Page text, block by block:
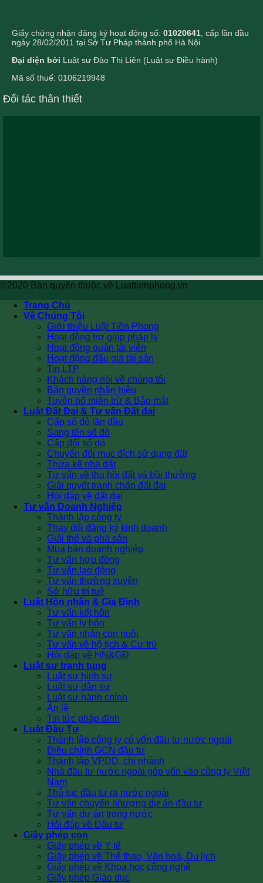
Giấy chứng nhận đăng ký hoạt động số: 01020641 , cấp lần đầu
ngày 28/02/2011 tại Sở Tư Pháp thành phố Hà Nội
Đại diện bởi Luật sư Đào Thị Liên (Luật sư Điều hành)
Mã số thuế: 0106219948
Đối tác thân thiết
©2020 Bản quyền thuộc về Luattienphong.vn
Trang Chủ
Về Chúng Tôi
Giới thiệu Luật Tiền Phong
Hoạt động trợ giúp pháp lý
Hoạt động quản tài viên
Hoạt động đấu giá tài sản
Tin LTP
Khách hàng nói về chúng tôi
Bản quyền nhãn hiệu
Tuyên bố miễn trừ & Bảo mật
Luật Đất Đai & Tư vấn Đất đai
Cấp sổ đỏ lần đầu
Sang tên sổ đỏ
Cấp đổi sổ đỏ
Chuyển đổi mục đích sử dụng đất
Thừa kế nhà đất
Tư vấn về thu hồi đất và bồi thường
Giải quyết tranh chấp đất đai
Hỏi đáp về đất đai
Tư vấn Doanh Nghiệp
Thành lập công ty
Thay đổi đăng ký kinh doanh
Giải thể và phá sản
Mua bán doanh nghiệp
Tư vấn hợp đồng
Tư vấn lao động
Tư vấn thường xuyên
Sở hữu trí tuệ
Luật Hôn nhân & Gia Đình
Tư vấn kết hôn
Tư vấn ly hôn
Tư vấn nhận con nuôi
Tư vấn về hộ tịch & Cư trú
Hỏi đáp về HN&GĐ
Luật sư tranh tụng
Luật sư hình sự
Luật sư dân sự
Luật sư hành chính
Án lệ
Tin tức pháp đình
Luật Đầu Tư
Thành lập công ty có vốn đầu tư nước ngoài
Điều chỉnh GCN đầu tư
Thành lập VPDD, chi nhánh
Nhà đầu tư nước ngoài góp vốn vào công ty Việt
Nam
Thủ tục đầu tư ra nước ngoài
Tư vấn chuyển nhượng dự án đầu tư
Tư vấn dự án trong nước
Hỏi đáp về Đầu tư
Giấy phép con
Giấy phép về Y tế
Giấy phép về Thể thao, Văn hoá, Du lịch
Giấy phép về Khoa học công nghệ
Giấy phép Giáo dục